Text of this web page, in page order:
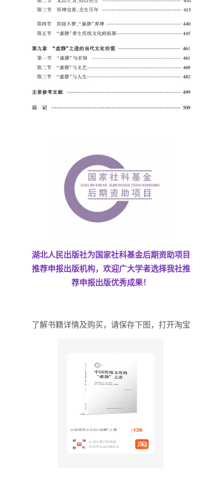
湖北人民出版社为国家社科基金后期资助项目
推荐申报出版机构，欢迎广大学者选择我社推
荐申报出版优秀成果！
了解书籍详情及购买，请保存下图，打开淘宝